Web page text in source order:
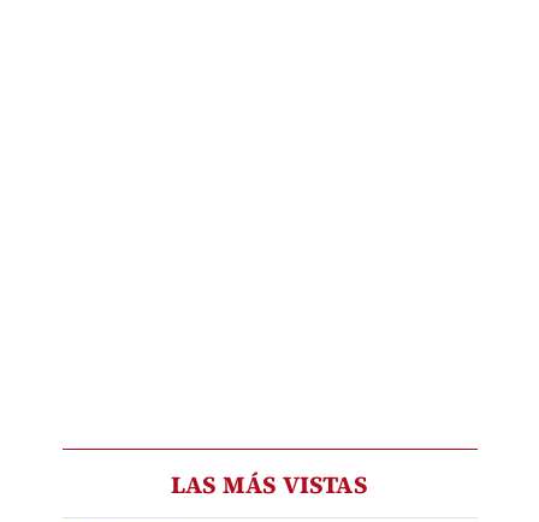
LAS MÁS VISTAS